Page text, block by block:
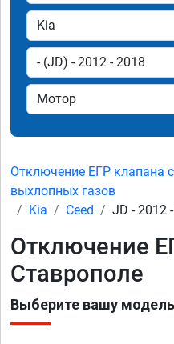
Отключение ЕГР клапана
выхлопных газов
Kia
Ceed JD - 2012
Отключение
Ставрополе
Выберите вашу